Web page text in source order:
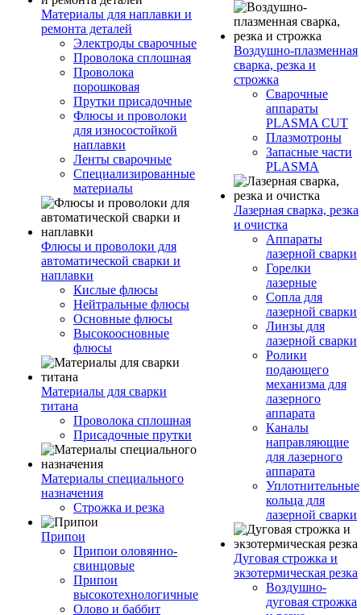
Материалы для наплавки и
ремонта деталей
Электроды сварочные
Проволока сплошная
Проволока
порошковая
Прутки присадочные
Флюсы и проволоки
для износостойкой
наплавки
Ленты сварочные
Специализированные
материалы
Флюсы и проволоки для
автоматической сварки и
наплавки
Кислые флюсы
Нейтральные флюсы
Основные флюсы
Высокоосновные
флюсы
Материалы для сварки
титана
Проволока сплошная
Присадочные прутки
Материалы специального
назначения
Строжка и резка
Припои
Припои оловянно-
свинцовые
Припои
высокотехнологичные
Олово и баббит
Воздушно-плазменная
сварка, резка и
строжка
Сварочные
аппараты
PLASMA CUT
Плазмотроны
Запасные части
PLASMA
Лазерная сварка, резка
и очистка
Аппараты
лазерной сварки
Горелки
лазерные
Сопла для
лазерной сварки
Линзы для
лазерной сварки
Ролики
подающего
механизма для
лазерного
аппарата
Каналы
направляющие
для лазерного
аппарата
Уплотнительные
кольца для
лазерной сварки
Дуговая строжка и
экзотермическая резка
Воздушно-
дуговая строжка